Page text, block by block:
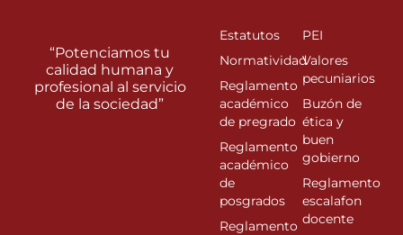
“Potenciamos tu
calidad humana y
profesional al servicio
de la sociedad”
Estatutos
Normatividad
Reglamento
académico
de pregrado
Reglamento
académico
de
posgrados
Reglamento
PEI
Valores
pecuniarios
Buzón de
ética y
buen
gobierno
Reglamento
escalafon
docente